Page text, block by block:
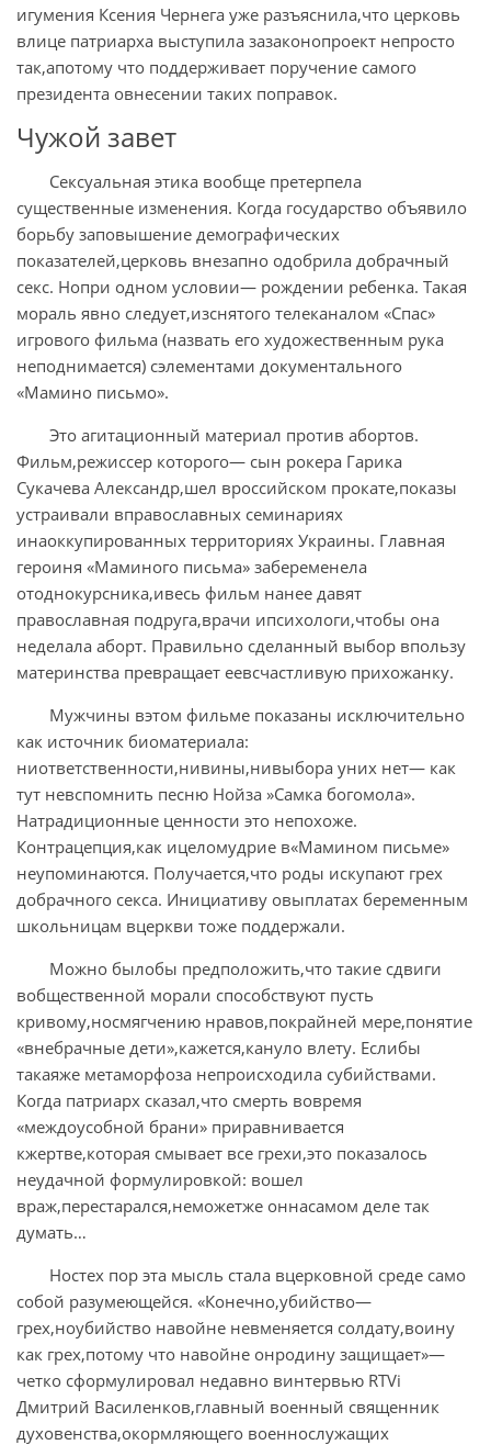
игумения Ксения Чернега уже разъяснила,что церковь
влице патриарха выступила зазаконопроект непросто
так,апотому что поддерживает поручение самого
президента овнесении таких поправок.
Чужой завет
Сексуальная этика вообще претерпела
существенные изменения. Когда государство объявило
борьбу заповышение демографических
показателей,церковь внезапно одобрила добрачный
секс. Нопри одном условии— рождении ребенка. Такая
мораль явно следует,изснятого телеканалом «Спас»
игрового фильма (назвать его художественным рука
неподнимается) сэлементами документального
«Мамино письмо».
Это агитационный материал против абортов.
Фильм,режиссер которого— сын рокера Гарика
Сукачева Александр,шел вроссийском прокате,показы
устраивали вправославных семинариях
инаоккупированных территориях Украины. Главная
героиня «Маминого письма» забеременела
отоднокурсника,ивесь фильм нанее давят
православная подруга,врачи ипсихологи,чтобы она
неделала аборт. Правильно сделанный выбор впользу
материнства превращает еевсчастливую прихожанку.
Мужчины вэтом фильме показаны исключительно
как источник биоматериала:
ниответственности,нивины,нивыбора уних нет— как
тут невспомнить песню Нойза »Самка богомола».
Натрадиционные ценности это непохоже.
Контрацепция,как ицеломудрие в«Мамином письме»
неупоминаются. Получается,что роды искупают грех
добрачного секса. Инициативу овыплатах беременным
школьницам вцеркви тоже поддержали.
Можно былобы предположить,что такие сдвиги
вобщественной морали способствуют пусть
кривому,носмягчению нравов,покрайней мере,понятие
«внебрачные дети»,кажется,кануло влету. Еслибы
такаяже метаморфоза непроисходила субийствами.
Когда патриарх сказал,что смерть вовремя
«междоусобной брани» приравнивается
кжертве,которая смывает все грехи,это показалось
неудачной формулировкой: вошел
враж,перестарался,неможетже оннасамом деле так
думать…
Ностех пор эта мысль стала вцерковной среде само
собой разумеющейся. «Конечно,убийство—
грех,ноубийство навойне невменяется солдату,воину
как грех,потому что навойне онродину защищает»—
четко сформулировал недавно винтервью RTVi
Дмитрий Василенков,главный военный священник
духовенства,окормляющего военнослужащих